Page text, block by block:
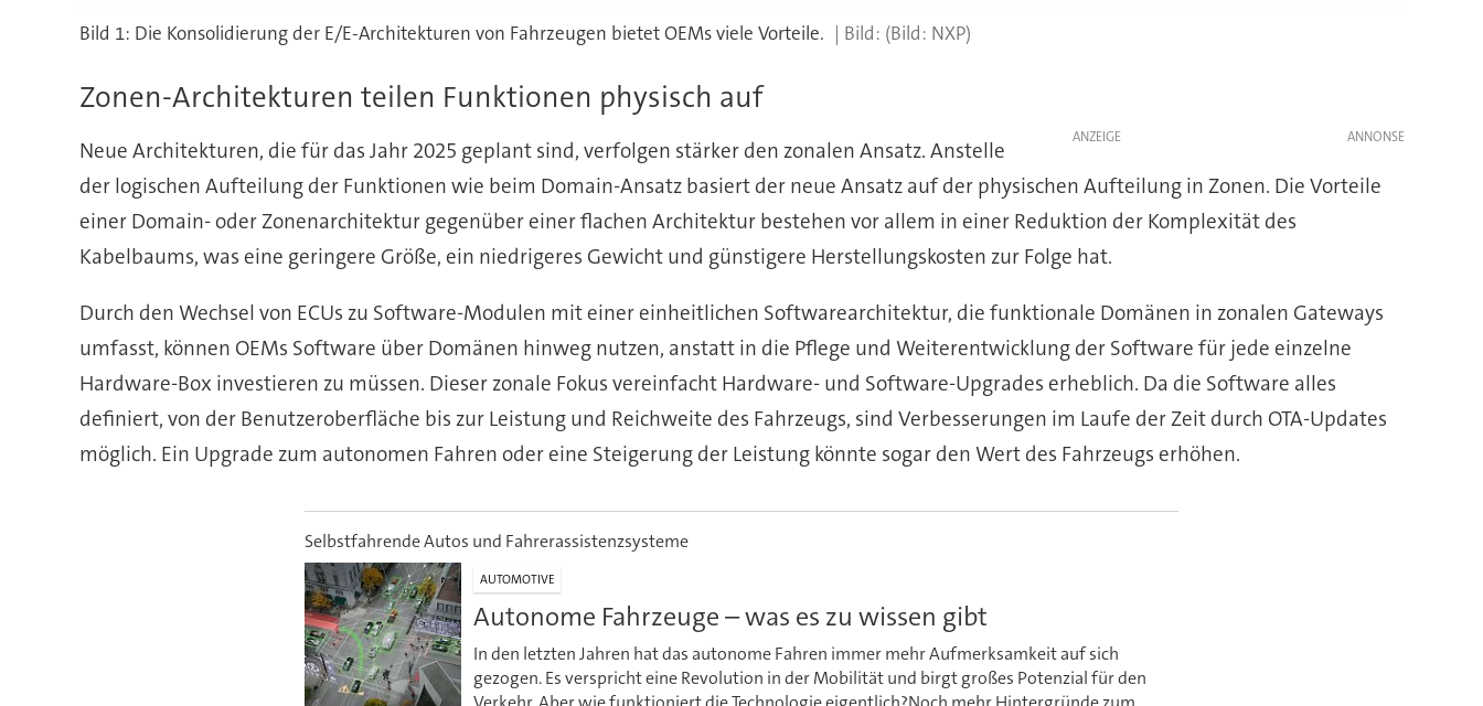
Bild 1: Die Konsolidierung der E/E-Architekturen von Fahrzeugen bietet OEMs viele Vorteile. (Bild: NXP)
Zonen-Architekturen teilen Funktionen physisch auf
ANZEIGE
Neue Architekturen, die für das Jahr 2025 geplant sind, verfolgen stärker den zonalen Ansatz. Anstelle
der logischen Aufteilung der Funktionen wie beim Domain-Ansatz basiert der neue Ansatz auf der physischen Aufteilung in Zonen. Die Vorteile
einer Domain- oder Zonenarchitektur gegenüber einer flachen Architektur bestehen vor allem in einer Reduktion der Komplexität des
Kabelbaums, was eine geringere Größe, ein niedrigeres Gewicht und günstigere Herstellungskosten zur Folge hat.
Durch den Wechsel von ECUs zu Software-Modulen mit einer einheitlichen Softwarearchitektur, die funktionale Domänen in zonalen Gateways
umfasst, können OEMs Software über Domänen hinweg nutzen, anstatt in die Pflege und Weiterentwicklung der Software für jede einzelne
Hardware-Box investieren zu müssen. Dieser zonale Fokus vereinfacht Hardware- und Software-Upgrades erheblich. Da die Software alles
definiert, von der Benutzeroberfläche bis zur Leistung und Reichweite des Fahrzeugs, sind Verbesserungen im Laufe der Zeit durch OTA-Updates
möglich. Ein Upgrade zum autonomen Fahren oder eine Steigerung der Leistung könnte sogar den Wert des Fahrzeugs erhöhen.
Selbstfahrende Autos und Fahrerassistenzsysteme
AUTOMOTIVE
Autonome Fahrzeuge – was es zu wissen gibt
In den letzten Jahren hat das autonome Fahren immer mehr Aufmerksamkeit auf sich
gezogen. Es verspricht eine Revolution in der Mobilität und birgt großes Potenzial für den